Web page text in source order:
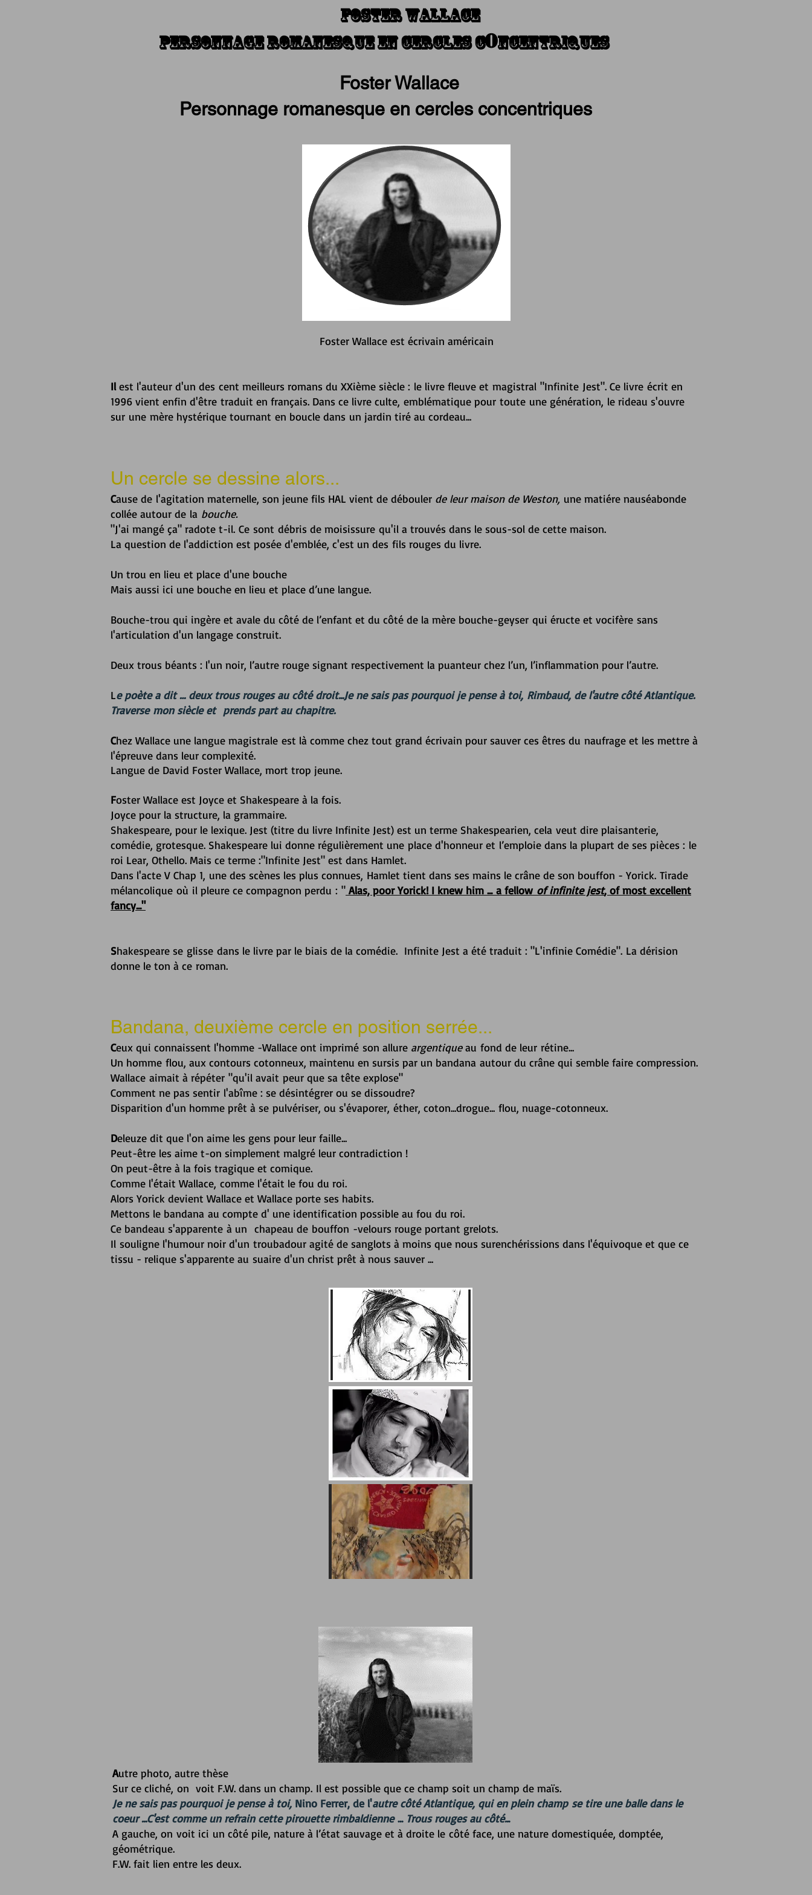
foster wallace
Personnageromanesque en cercles concentriques
Foster Wallace
Personnage romanesque en cercles concentriques
Foster Wallace est écrivain américain
Il est l'auteur d'un des cent meilleurs romans du XXième siècle : le livre fleuve et magistral "Infinite Jest". Ce livre écrit en
1996 vient enfin d'être traduit en français. Dans ce livre culte, emblématique pour toute une génération, le rideau s'ouvre
sur une mère hystérique tournant en boucle dans un jardin tiré au cordeau...
Un cercle se dessine alors...
Cause de l'agitation maternelle, son jeune fils HAL vient de débouler de leur maison de Weston, une matiére nauséabonde
collée autour de la bouche.
"J'ai mangé ça" radote t-il. Ce sont débris de moisissure qu'il a trouvés dans le sous-sol de cette maison.
La question de l'addiction est posée d'emblée, c'est un des fils rouges du livre.
Un trou en lieu et place d'une bouche
Mais aussi ici une bouche en lieu et place d’une langue.
Bouche-trou qui ingère et avale du côté de l’enfant et du côté de la mère bouche-geyser qui éructe et vocifère sans
l'articulation d'un langage construit.
Deux trous béants : l'un noir, l’autre rouge signant respectivement la puanteur chez l’un, l’inflammation pour l’autre.
Le poète a dit … deux trous rouges au côté droit...Je ne sais pas pourquoi je pense à toi, Rimbaud, de l'autre côté Atlantique.
Traverse mon siècle et prends part au chapitre.
Chez Wallace une langue magistrale est là comme chez tout grand écrivain pour sauver ces êtres du naufrage et les mettre à
l'épreuve dans leur complexité.
Langue de David Foster Wallace, mort trop jeune.
Foster Wallace est Joyce et Shakespeare à la fois.
Joyce pour la structure, la grammaire.
Shakespeare, pour le lexique. Jest (titre du livre Infinite Jest) est un terme Shakespearien, cela veut dire plaisanterie,
comédie, grotesque. Shakespeare lui donne régulièrement une place d'honneur et l’emploie dans la plupart de ses pièces : le
roi Lear, Othello. Mais ce terme :"Infinite Jest" est dans Hamlet.
Dans l'acte V Chap 1, une des scènes les plus connues, Hamlet tient dans ses mains le crâne de son bouffon - Yorick. Tirade
mélancolique où il pleure ce compagnon perdu : " Alas, poor Yorick! I knew him ... a fellow of infinite jest, of most excellent
fancy..."
Shakespeare se glisse dans le livre par le biais de la comédie. Infinite Jest a été traduit : "L'infinie Comédie". La dérision
donne le ton à ce roman.
Bandana, deuxième cercle en position serrée...
Ceux qui connaissent l'homme -Wallace ont imprimé son allure argentiqueau fond de leur rétine...
Un homme flou, aux contours cotonneux, maintenu en sursis par un bandana autour du crâne qui semble faire compression.
Wallace aimait à répéter "qu'il avait peur que sa tête explose"
Comment ne pas sentir l'abîme : se désintégrer ou se dissoudre?
Disparition d'un homme prêt à se pulvériser, ou s'évaporer, éther, coton...drogue... flou, nuage-cotonneux.
Deleuze dit que l'on aime les gens pour leur faille...
Peut-être les aime t-on simplement malgré leur contradiction !
On peut-être à la fois tragique et comique.
Comme l'était Wallace, comme l'était le fou du roi.
Alors Yorick devient Wallace et Wallace porte ses habits.
Mettons le bandana au compte d' une identification possible au fou du roi.
Ce bandeau s'apparente à un chapeau de bouffon -velours rouge portant grelots.
Il souligne l'humour noir d'un troubadour agité de sanglots à moins que nous surenchérissions dans l'équivoque et que ce
tissu - relique s'apparente au suaire d'un christ prêt à nous sauver ...
Autre photo, autre thèse
Sur ce cliché, on voit F.W. dans un champ. Il est possible que ce champ soit un champ de maïs.
Je ne sais pas pourquoi je pense à toi, Nino Ferrer, de l'autre côté Atlantique, qui en plein champ se tire une balle dans le
coeur ...C'est comme un refrain cette pirouette rimbaldienne... Trous rouges au côté...
A gauche, on voit ici un côté pile, nature à l’état sauvage et à droite le côté face, une nature domestiquée, domptée,
géométrique.
F.W. fait lien entre les deux.